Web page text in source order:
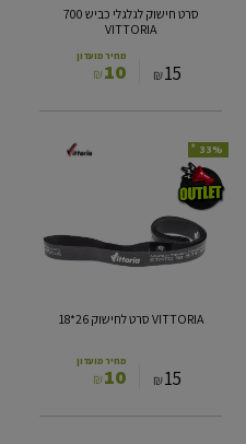
סרט חישוק לגלגלי כביש 700
VITTORIA
מחיר מועדון
10
₪ 15
₪
VITTORIA
סרט
לחישוק
VITTORIA סרט לחישוק 26*18
מחיר מועדון
10
₪ 15
₪
33%
*